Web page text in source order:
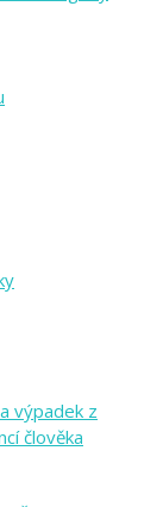
výpadek z
člověka